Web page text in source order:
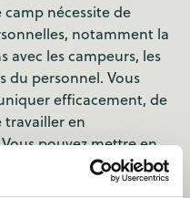
nécessite de
notamment la
avec les campeurs, les
du personnel. Vous
efficacement, de
en
pouvez mettre en
active,
de résolution de